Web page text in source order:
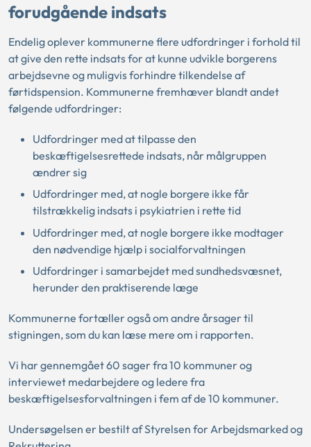
forudgående indsats
Endelig oplever kommunerne flere udfordringer i forhold til
at give den rette indsats for at kunne udvikle borgerens
arbejdsevne og muligvis forhindre tilkendelse af
førtidspension. Kommunerne fremhæver blandt andet
følgende udfordringer:
Udfordringer med at tilpasse den
beskæftigelsesrettede indsats, når målgruppen
ændrer sig
Udfordringer med, at nogle borgere ikke får
tilstrækkelig indsats i psykiatrien i rette tid
Udfordringer med, at nogle borgere ikke modtager
den nødvendige hjælp i socialforvaltningen
Udfordringer i samarbejdet med sundhedsvæsnet,
herunder den praktiserende læge
Kommunerne fortæller også om andre årsager til
stigningen, som du kan læse mere om i rapporten.
Vi har gennemgået 60 sager fra 10 kommuner og
interviewet medarbejdere og ledere fra
beskæftigelsesforvaltningen i fem af de 10 kommuner.
Undersøgelsen er bestilt af Styrelsen for Arbejdsmarked og